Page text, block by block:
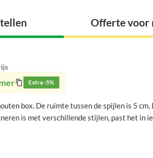
Offerte voor
Extra -5%
box. De ruimte tussen de spijlen is 5 cm.
is met verschillende stijlen, past het in